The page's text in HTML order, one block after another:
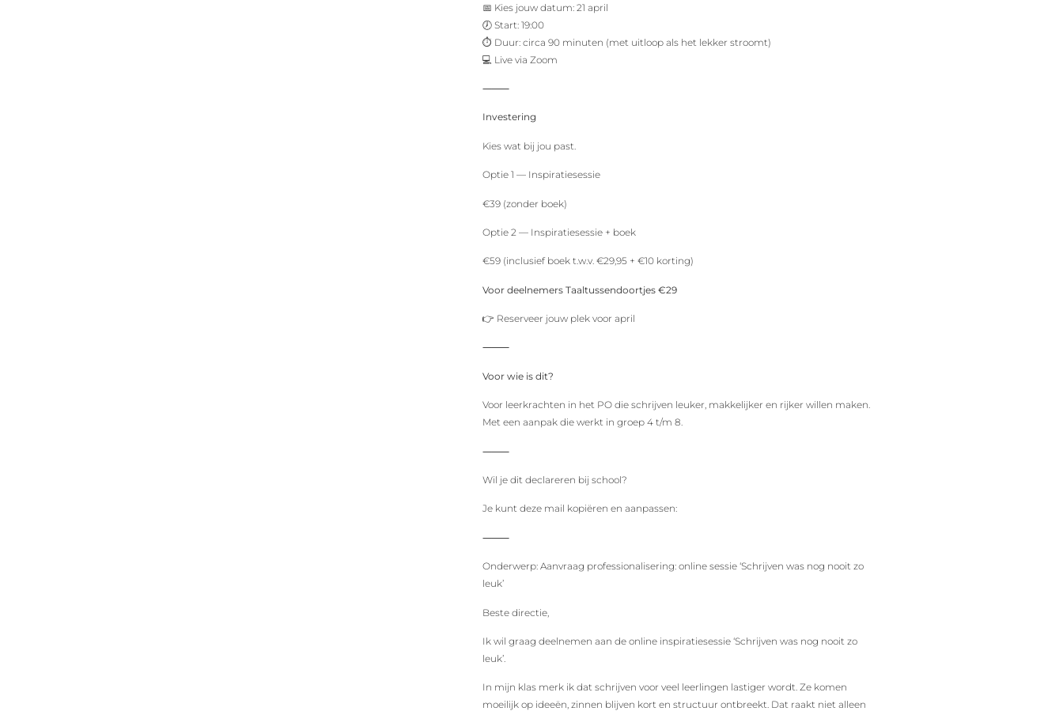
📅 Kies jouw datum: 21 april
🕖 Start: 19:00
⏱️ Duur: circa 90 minuten (met uitloop als het lekker stroomt)
💻 Live via Zoom
⸻
Investering
Kies wat bij jou past.
Optie 1 — Inspiratiesessie
€39 (zonder boek)
Optie 2 — Inspiratiesessie + boek
€59 (inclusief boek t.w.v. €29,95 + €10 korting)
Voor deelnemers Taaltussendoortjes €29
👉 Reserveer jouw plek voor april
⸻
Voor wie is dit?
Voor leerkrachten in het PO die schrijven leuker, makkelijker en rijker willen maken.
Met een aanpak die werkt in groep 4 t/m 8.
⸻
Wil je dit declareren bij school?
Je kunt deze mail kopiëren en aanpassen:
⸻
Onderwerp: Aanvraag professionalisering: online sessie ‘Schrijven was nog nooit zo
leuk’
Beste directie,
Ik wil graag deelnemen aan de online inspiratiesessie ‘Schrijven was nog nooit zo
leuk’.
In mijn klas merk ik dat schrijven voor veel leerlingen lastiger wordt. Ze komen
moeilijk op ideeën, zinnen blijven kort en structuur ontbreekt. Dat raakt niet alleen